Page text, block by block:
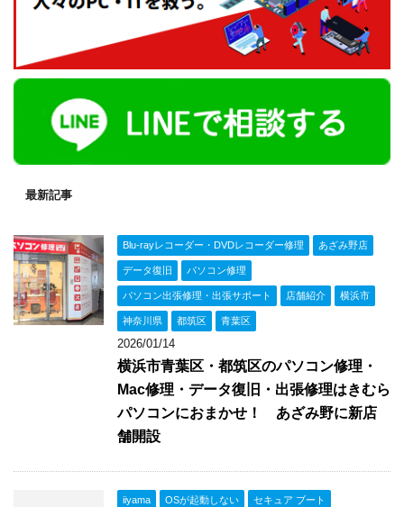
最新記事
Blu-rayレコーダー・DVDレコーダー修理 あざみ野店
データ復旧 パソコン修理
パソコン出張修理・出張サポート 店舗紹介 横浜市
神奈川県 都筑区 青葉区
2026/01/14
横浜市青葉区・都筑区のパソコン修理・
Mac修理・データ復旧・出張修理はきむら
パソコンにおまかせ！ あざみ野に新店
舗開設
iiyama OSが起動しない セキュア ブート